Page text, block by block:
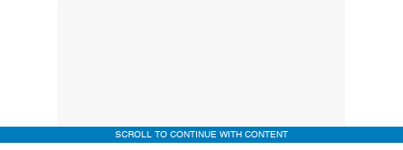
SCROLL TO CONTINUE WITH CONTENT